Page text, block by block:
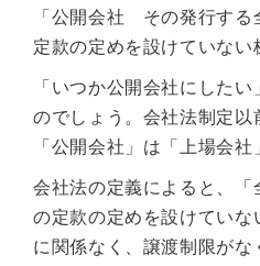
「公開会社 その発行する
定款の定めを設けていない
「いつか公開会社にした
のでしょう。会社法制定
「公開会社」は「上場会
会社法の定義によると、
の定款の定めを設けてい
に関係なく、譲渡制限が